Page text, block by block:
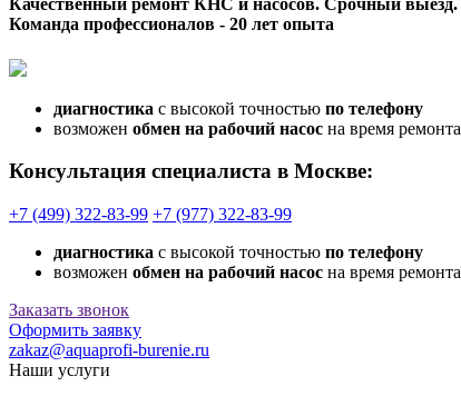
Качественный ремонт КНС и насосов. Срочный выезд.
Команда профессионалов - 20 лет опыта
диагностика с высокой точностью по телефону
возможен обмен на рабочий насос на время ремонта
Консультация специалиста в Москве:
+7 (499) 322-83-99 +7 (977) 322-83-99
диагностика с высокой точностью по телефону
возможен обмен на рабочий насос на время ремонта
Заказать звонок
Оформить заявку
zakaz@aquaprofi-burenie.ru
Наши услуги